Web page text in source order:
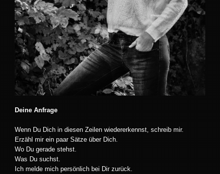
Deine Anfrage
Wenn Du Dich in diesen Zeilen wiedererkennst, schreib mir.
Erzähl mir ein paar Sätze über Dich.
Wo Du gerade stehst.
Was Du suchst.
Ich melde mich persönlich bei Dir zurück.